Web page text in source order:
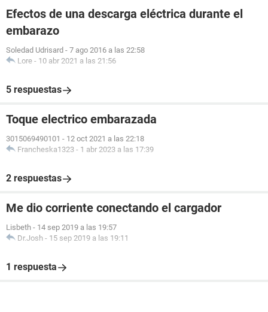
Efectos de una descarga eléctrica durante el
embarazo
Soledad Udrisard - 7 ago 2016 a las 22:58
Lore - 10 abr 2021 a las 21:56
5 respuestas
Toque electrico embarazada
3015069490101 - 12 oct 2021 a las 22:18
Francheska1323 - 1 abr 2023 a las 17:39
2 respuestas
Me dio corriente conectando el cargador
Lisbeth - 14 sep 2019 a las 19:57
Dr.Josh - 15 sep 2019 a las 19:11
1 respuesta